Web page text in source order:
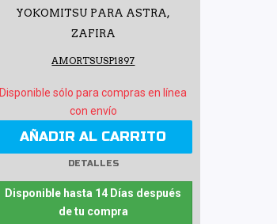
YOKOMITSU PARA ASTRA,
ZAFIRA
AMORTSUSP1897
Disponible sólo para compras en línea
con envío
AÑADIR AL CARRITO
DETALLES
Disponible hasta 14 Días después
de tu compra